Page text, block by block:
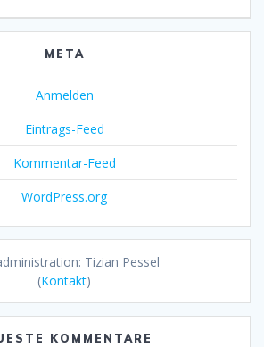
META
Anmelden
Eintrags-Feed
Kommentar-Feed
WordPress.org
Tizian Pessel
(Kontakt)
KOMMENTARE